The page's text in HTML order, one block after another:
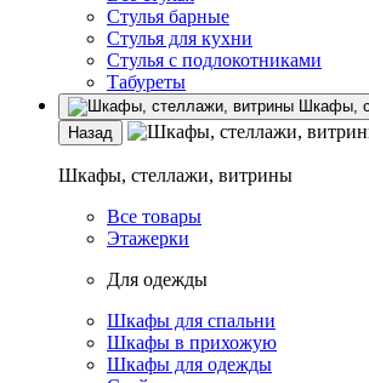
Стулья барные
Стулья для кухни
Стулья с подлокотниками
Табуреты
Шкафы,
Назад
Шкафы, стеллажи, витрины
Все товары
Этажерки
Для одежды
Шкафы для спальни
Шкафы в прихожую
Шкафы для одежды